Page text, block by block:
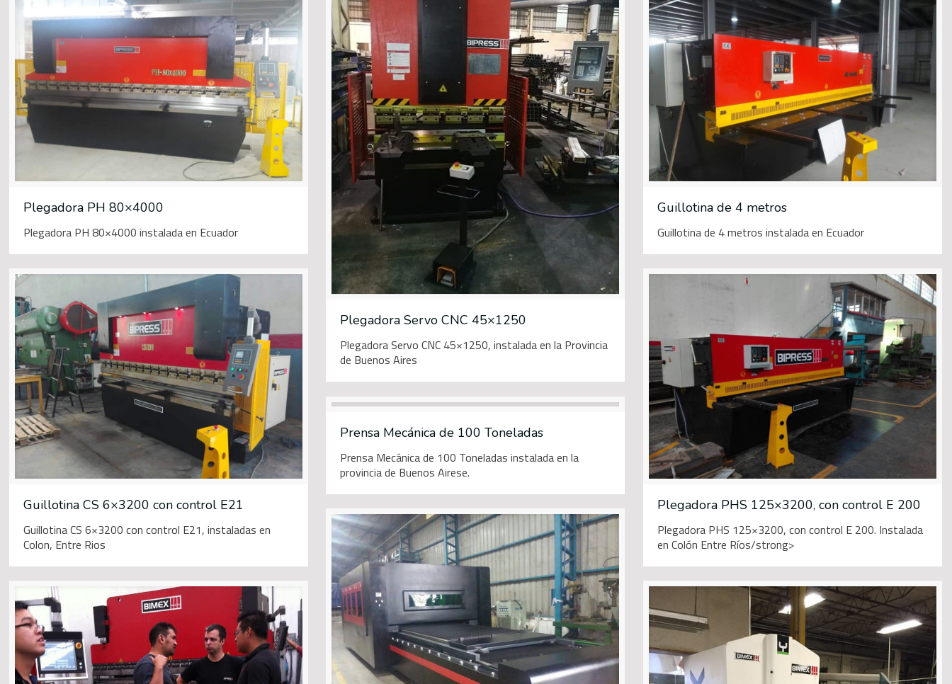
Plegadora Servo CNC 45×1250
Plegadora Servo CNC 45×1250, instalada en la Provincia
de Buenos Aires
Plegadora PH 80×4000
Plegadora PH 80×4000 instalada en Ecuador
Guillotina de 4 metros
Guillotina de 4 metros instalada en Ecuador
Guillotina CS 6×3200 con control E21
Guillotina CS 6×3200 con control E21, instaladas en
Colon, Entre Rios
Plegadora PHS 125×3200, con control E 200
Plegadora PHS 125×3200, con control E 200. Instalada
en Colón Entre Ríos/strong>
Prensa Mecánica de 100 Toneladas
Prensa Mecánica de 100 Toneladas instalada en la
provincia de Buenos Airese.